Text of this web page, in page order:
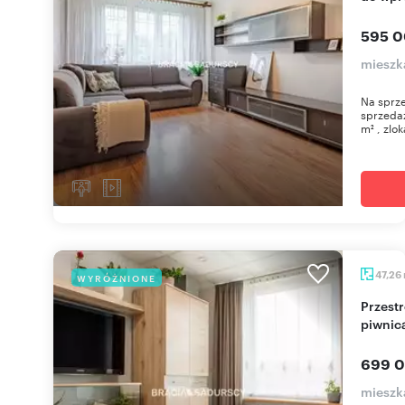
595
Na
m² ,
WYRÓŻNIONE 47,26
Przestronne 3-pokojowe mieszkanie z balkonem i
699